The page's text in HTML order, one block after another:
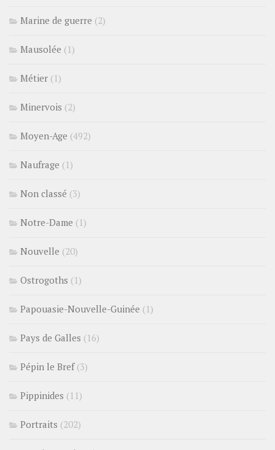
Marine de guerre (2)
Mausolée (1)
Métier (1)
Minervois (2)
Moyen-Age (492)
Naufrage (1)
Non classé (3)
Notre-Dame (1)
Nouvelle (20)
Ostrogoths (1)
Papouasie-Nouvelle-Guinée (1)
Pays de Galles (16)
Pépin le Bref(3)
Pippinides (11)
Portraits (202)